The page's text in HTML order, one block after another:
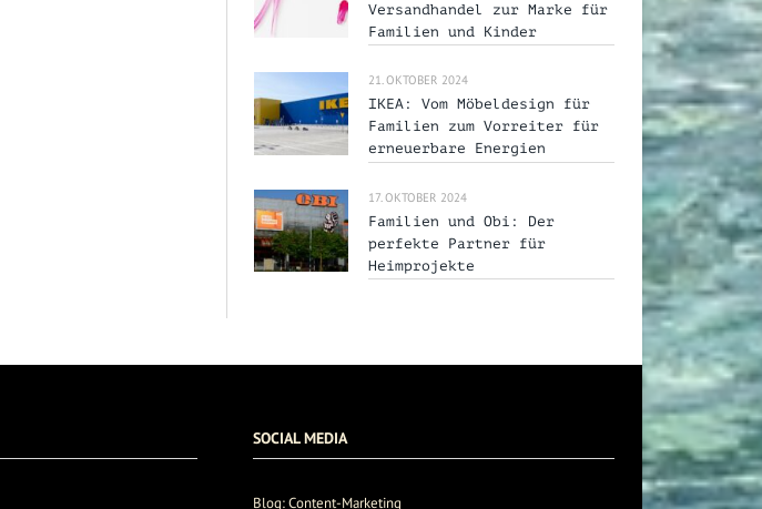
Versandhandel zur Marke für
Familien und Kinder
21. OKTOBER 2024
IKEA: Vom Möbeldesign für
Familien zum Vorreiter für
erneuerbare Energien
17. OKTOBER 2024
Familien und Obi: Der
perfekte Partner für
Heimprojekte
SOCIAL MEDIA
Blog: Content-Marketing